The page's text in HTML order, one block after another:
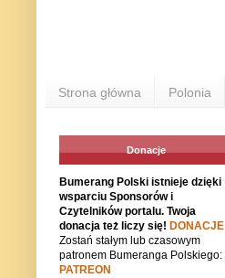
Strona główna Polonia
Donacje
Bumerang Polski istnieje dzięki
wsparciu Sponsorów i
Czytelników portalu. Twoja
donacja też liczy się! DONACJE
Zostań stałym lub czasowym
patronem Bumeranga Polskiego:
PATREON